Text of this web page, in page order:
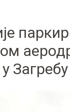
Загребу